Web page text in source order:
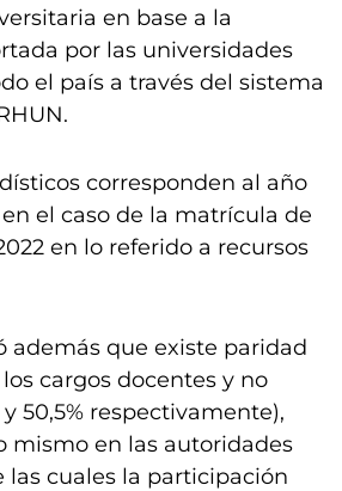
en base a la
por las universidades
el país a través del sistema
corresponden al año
el caso de la matrícula de
en lo referido a recursos
además que existe paridad
cargos docentes y no
50,5% respectivamente),
mismo en las autoridades
las cuales la participación